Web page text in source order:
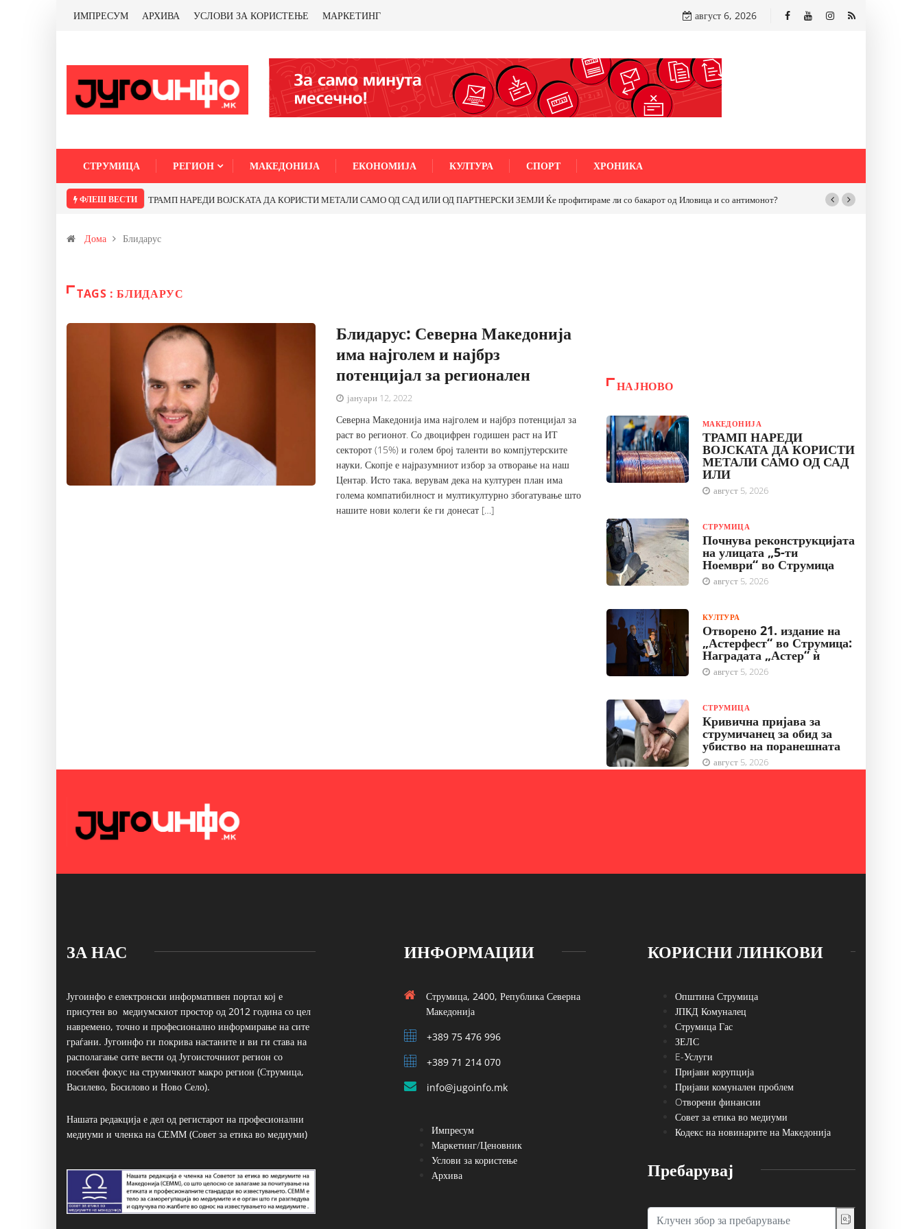
ИМПРЕСУМ АРХИВА УСЛОВИ ЗА КОРИСТЕЊЕ МАРКЕТИНГ август 6, 2026
СТРУМИЦА РЕГИОН МАКЕДОНИЈА ЕКОНОМИЈА КУЛТУРА СПОРТ ХРОНИКА
ФЛЕШ ВЕСТИ ТРАМП НАРЕДИ ВОЈСКАТА ДА КОРИСТИ МЕТАЛИ САМО ОД САД ИЛИ ОД ПАРТНЕРСКИ ЗЕМЈИ Ќе профитираме ли со бакарот од Иловица и со антимонот?
Дома Блидарус
TAGS : БЛИДАРУС
Блидарус: Северна Македонија
има најголем и најбрз
потенцијал за регионален
јануари 12, 2022
Северна Македонија има најголем и најбрз потенцијал за
раст во регионот. Со двоцифрен годишен раст на ИТ
секторот (15%) и голем број таленти во компјутерските
науки, Скопје е најразумниот избор за отворање на наш
Центар. Исто така, верувам дека на културен план има
голема компатибилност и мултикултурно збогатување што
нашите нови колеги ќе ги донесат […]
НАЈНОВО
МАКЕДОНИЈА
ТРАМП НАРЕДИ
ВОЈСКАТА ДА КОРИСТИ
МЕТАЛИ САМО ОД САД
ИЛИ
август 5, 2026
СТРУМИЦА
Почнува реконструкцијата
на улицата „5-ти
Ноември“ во Струмица
август 5, 2026
КУЛТУРА
Отворено 21. издание на
„Астерфест“ во Струмица:
Наградата „Астер“ ѝ
август 5, 2026
СТРУМИЦА
Кривична пријава за
струмичанец за обид за
убиство на поранешната
август 5, 2026
ЗА НАС
Југоинфо е електронски информативен портал кој е
присутен во медиумскиот простор од 2012 година со цел
навремено, точно и професионално информирање на сите
граѓани. Југоинфо ги покрива настаните и ви ги става на
располагање сите вести од Југоисточниот регион со
посебен фокус на струмичкиот макро регион (Струмица,
Василево, Босилово и Ново Село).
Нашата редакција е дел од регистарот на професионални
медиуми и членка на СЕММ (Совет за етика во медиуми)
ИНФОРМАЦИИ
Струмица, 2400, Република Северна
Македонија
+389 75 476 996
+389 71 214 070
info@jugoinfo.mk
Импресум
Маркетинг/Ценовник
Услови за користење
Архива
КОРИСНИ ЛИНКОВИ
Општина Струмица
ЈПКД Комуналец
Струмица Гас
ЗЕЛС
E-Услуги
Пријави корупција
Пријави комунален проблем
Oтворени финансии
Совет за етика во медиуми
Кодекс на новинарите на Македонија
Пребарувај